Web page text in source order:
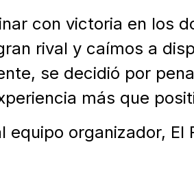
con victoria en los
rival y caímos a
se decidió por
más que
equipo organizador,